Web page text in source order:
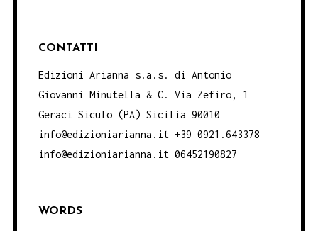
CONTATTI
Edizioni Arianna s.a.s. di Antonio
Giovanni Minutella & C. Via Zefiro, 1
Geraci Siculo (PA) Sicilia 90010
info@edizioniarianna.it +39 0921.643378
info@edizioniarianna.it 06452190827
WORDS